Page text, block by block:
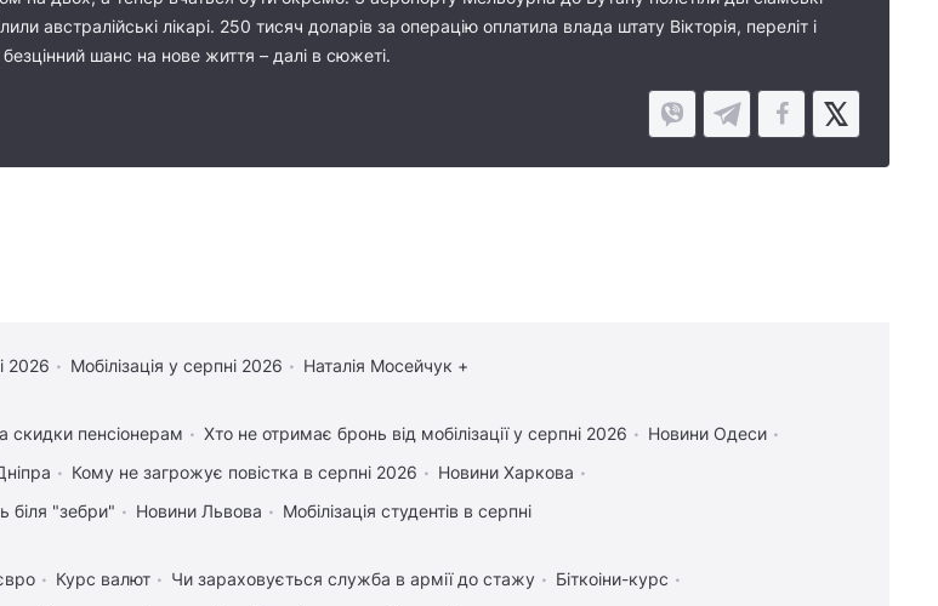
австралійські лікарі. 250 тисяч доларів за операцію оплатила влада штату Вікторія, переліт і
шанс на нове життя – далі в сюжеті.
2026 Мобілізація у серпні 2026 Наталія Мосейчук +
скидки пенсіонерам Хто не отримає бронь від мобілізації у серпні 2026
Новини Одеси
Кому не загрожує повістка в серпні 2026
Новини Харкова
біля "зебри"
Новини Львова Мобілізація студентів в серпні
Курс валют Чи зараховується служба в армії до стажу
Біткоіни-курс